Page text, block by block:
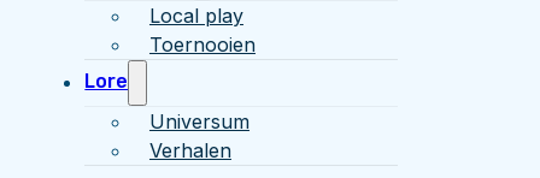
Local play
Toernooien
Lore
Universum
Verhalen